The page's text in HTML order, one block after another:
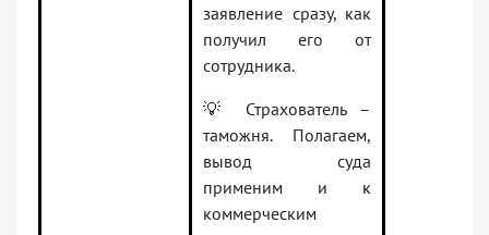
заявление сразу, как
получил его от
сотрудника.
💡 Страхователь –
таможня. Полагаем,
вывод суда
применим и к
коммерческим